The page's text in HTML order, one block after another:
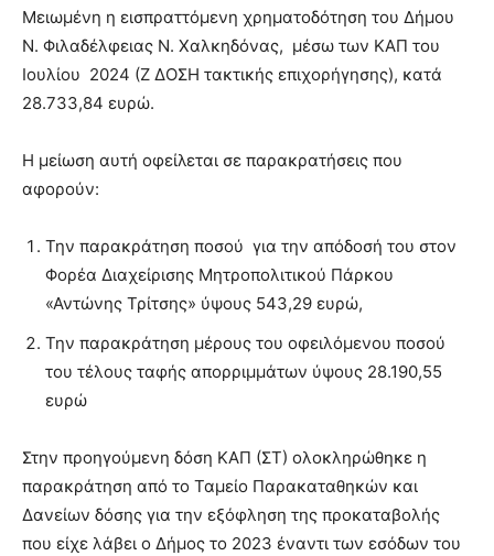
Μειωμένη η εισπραττόμενη χρηματοδότηση του Δήμου
Ν. Φιλαδέλφειας Ν. Χαλκηδόνας, μέσω των ΚΑΠ του
Ιουλίου 2024 (Ζ ΔΟΣΗ τακτικής επιχορήγησης), κατά
28.733,84 ευρώ.
Η μείωση αυτή οφείλεται σε παρακρατήσεις που
αφορούν:
Την παρακράτηση ποσού για την απόδοσή του στον
Φορέα Διαχείρισης Μητροπολιτικού Πάρκου
«Αντώνης Τρίτσης» ύψους 543,29 ευρώ,
Την παρακράτηση μέρους του οφειλόμενου ποσού
του τέλους ταφής απορριμμάτων ύψους 28.190,55
ευρώ
Στην προηγούμενη δόση ΚΑΠ (ΣΤ) ολοκληρώθηκε η
παρακράτηση από το Ταμείο Παρακαταθηκών και
Δανείων δόσης για την εξόφληση της προκαταβολής
που είχε λάβει ο Δήμος το 2023 έναντι των εσόδων του